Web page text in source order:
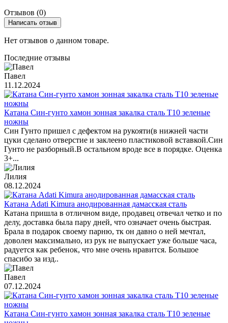
Отзывов (0)
Написать отзыв
Нет отзывов о данном товаре.
Последние отзывы
Павел
11.12.2024
Катана Син-гунто хамон зонная закалка сталь T10 зеленые
ножны
Син Гунто пришел с дефектом на рукояти(в нижней части
цуки сделано отверстие и заклеено пластиковой вставкой.Син
Гунто не разборный.В остальном вроде все в порядке. Оценка
3+...
Лилия
08.12.2024
Катана Adati Kimura анодированная дамасская сталь
Катана пришла в отличном виде, продавец отвечал четко и по
делу, доставка была пару дней, что означает очень быстрая.
Брала в подарок своему парню, тк он давно о ней мечтал,
доволен максимально, из рук не выпускает уже больше часа,
радуется как ребенок, что мне очень нравится. Большое
спасибо за изд..
Павел
07.12.2024
Катана Син-гунто хамон зонная закалка сталь T10 зеленые